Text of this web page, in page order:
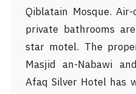
Qiblatain Mosque.
private bathrooms
star motel. The
Masjid an-Nabawi
Afaq Silver Hotel has